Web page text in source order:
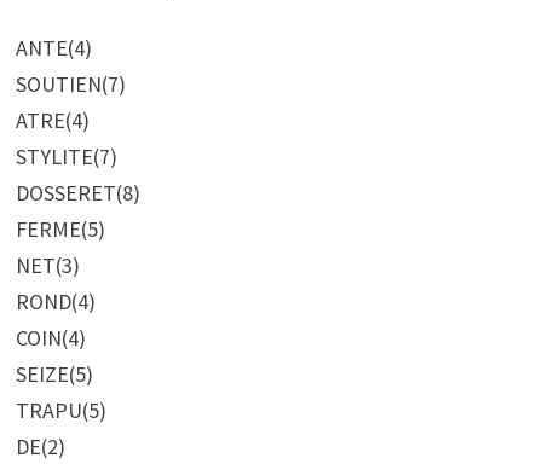
ANTE(4)
SOUTIEN(7)
ATRE(4)
STYLITE(7)
DOSSERET(8)
FERME(5)
NET(3)
ROND(4)
COIN(4)
SEIZE(5)
TRAPU(5)
DE(2)